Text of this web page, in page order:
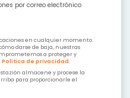
por correo electrónico
en cualquier momento.
darse de baja, nuestras
a proteger y
Política de privacidad.
almacene y procese la
para proporcionarle el